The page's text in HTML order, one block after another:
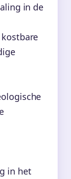
in de
in het